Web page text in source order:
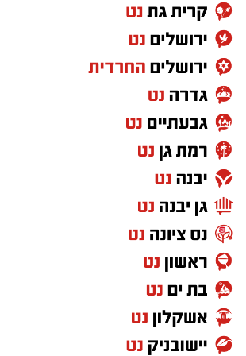
הצטרפו לקבוצת החדשות השקטה
WhatsApp כל החדשות לחצו כאן
שלא להכשיר, לדבריו, שיתוף פעולה
המפלגה.
בונצל, שהפך מאז נפילת בנו לאחד
הבולטים בקרב חלק מהמשפחות